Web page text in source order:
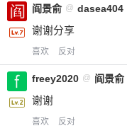
阎景俞 @ dasea404
谢谢分享
喜欢 反对
freey2020 @ 阎景俞
谢谢
喜欢 反对